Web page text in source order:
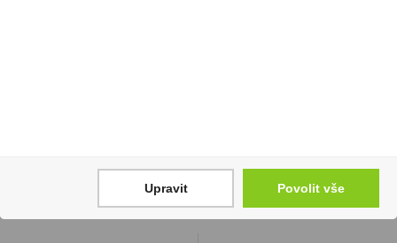
Upravit Povolit vše